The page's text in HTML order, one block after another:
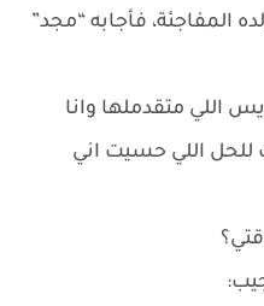
المفاجئة، فأجابه “مجد”
اللي متقدملها وانا
للحل اللي حسيت اني